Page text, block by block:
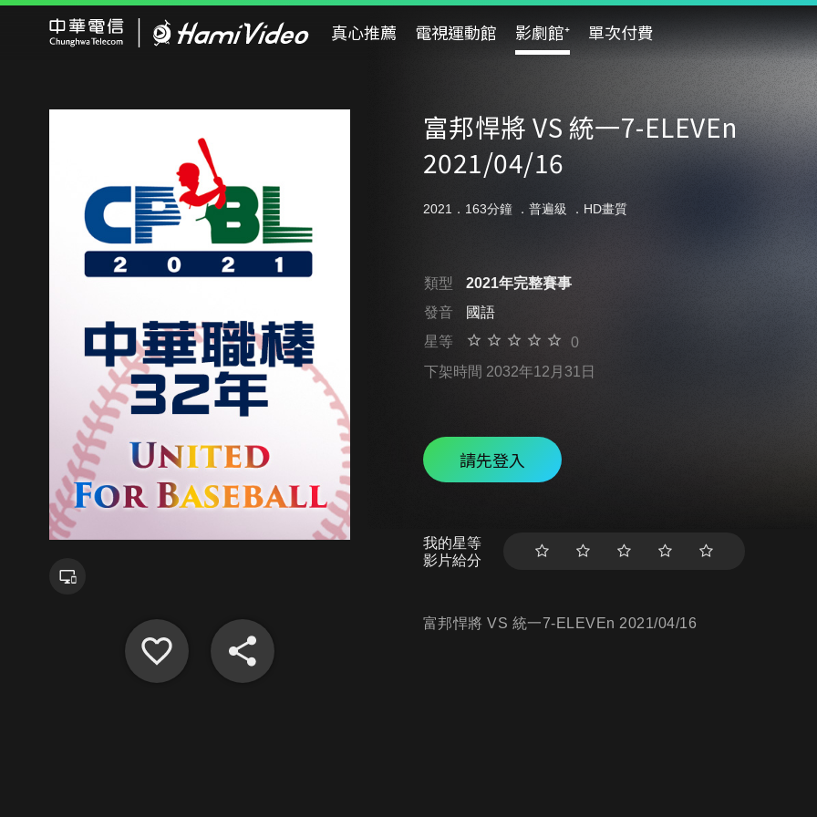
真心推薦 電視運動館 影劇館⁺ 單次付費
富邦悍將 VS 統一7-ELEVEn
2021/04/16
2021．163分鐘 ． 普遍級 ．HD畫質
類型
2021年完整賽事
發音
國語
星等
0
下架時間 2032年12月31日
請先登入
我的星等
影片給分
富邦悍將 VS 統一7-ELEVEn 2021/04/16